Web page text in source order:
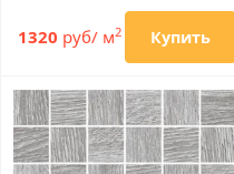
1320 руб/ м2 Купить